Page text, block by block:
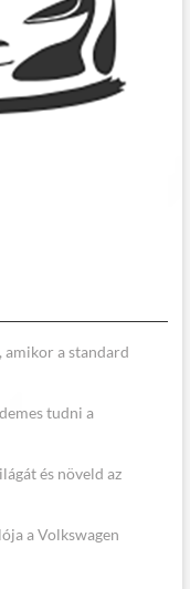
a standard
tudni a
és növeld az
a Volkswagen